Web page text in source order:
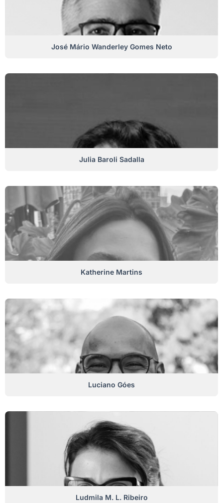
José Mário Wanderley Gomes Neto
Julia Baroli Sadalla
Katherine Martins
Luciano Góes
Ludmila M. L. Ribeiro